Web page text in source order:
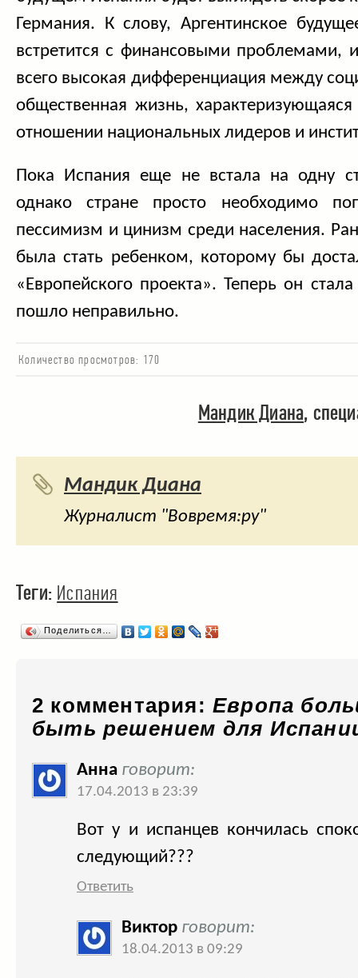
Германия. К слову, Аргентинское
встретится с финансовыми проблемами,
всего высокая дифференциация между
общественная жизнь,
отношении национальных лидеров и
Пока Испания еще не встала на одну
однако стране просто необходимо
пессимизм и цинизм среди населения.
была стать ребенком, которому бы
«Европейского проекта». Теперь он
пошло неправильно.
Количество просмотров: 170
Мандик Диана,
Мандик Диана
Журналист "Вовремя:ру"
Теги: Испания
Поделиться…
2 комментария: Европа
быть решением для
Анна говорит:
17.04.2013 в 23:39
Вот у и испанцев кончилась
следующий???
Ответить
Виктор говорит:
18.04.2013 в 09:29